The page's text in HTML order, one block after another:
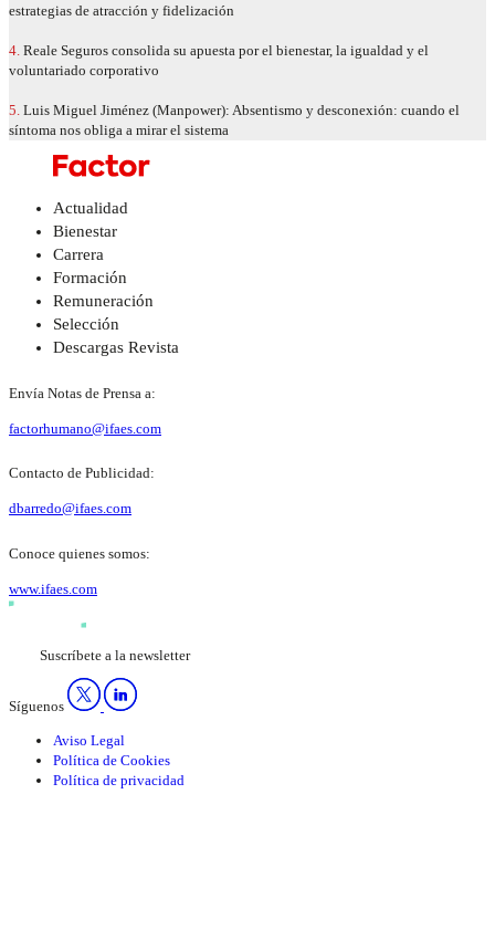
estrategias de atracción y fidelización
4. Reale Seguros consolida su apuesta por el bienestar, la igualdad y el
voluntariado corporativo
5. Luis Miguel Jiménez (Manpower): Absentismo y desconexión: cuando el
síntoma nos obliga a mirar el sistema
Actualidad
Bienestar
Carrera
Formación
Remuneración
Selección
Descargas Revista
Envía Notas de Prensa a:
factorhumano@ifaes.com
Contacto de Publicidad:
dbarredo@ifaes.com
Conoce quienes somos:
www.ifaes.com
Suscríbete a la newsletter
Síguenos
Aviso Legal
Política de Cookies
Política de privacidad